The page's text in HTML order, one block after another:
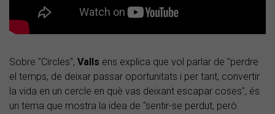
Sobre "Circles", Valls ens explica que vol parlar de "perdre
el temps, de deixar passar oportunitats i per tant, convertir
la vida en un cercle en què vas deixant escapar coses", és
un tema que mostra la idea de "sentir-se perdut, però